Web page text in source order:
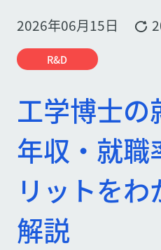
2026年06月15日
R&D
工学博士の
年収・就職
リットをわ
解説